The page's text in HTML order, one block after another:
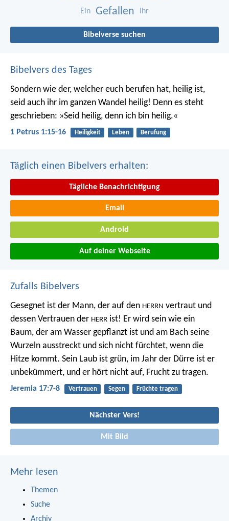
Ein Gefallen Ihr
Bibelverse suchen
Bibelvers des Tages
Sondern wie der, welcher euch berufen hat, heilig ist,
seid auch ihr im ganzen Wandel heilig! Denn es steht
geschrieben: »Seid heilig, denn ich bin heilig.«
1 Petrus 1:15-16 Heiligkeit Leben Berufung
Täglich einen Bibelvers erhalten:
Tägliche Benachrichtigung
Email
Android
Auf deiner Webseite
Zufalls Bibelvers
Gesegnet ist der Mann, der auf den HERRN vertraut und
dessen Vertrauen der HERR ist! Er wird sein wie ein
Baum, der am Wasser gepflanzt ist und am Bach seine
Wurzeln ausstreckt und sich nicht fürchtet, wenn die
Hitze kommt. Sein Laub ist grün, im Jahr der Dürre ist er
unbekümmert, und er hört nicht auf, Frucht zu tragen.
Jeremia 17:7-8 Vertrauen Segen Früchte tragen
Nächster Vers!
Mit Bild
Mehr lesen
Themen
Suche
Archiv